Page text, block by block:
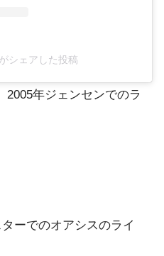
シェアした投稿
年ジェンセンでのラ
ーでのオアシスのライ